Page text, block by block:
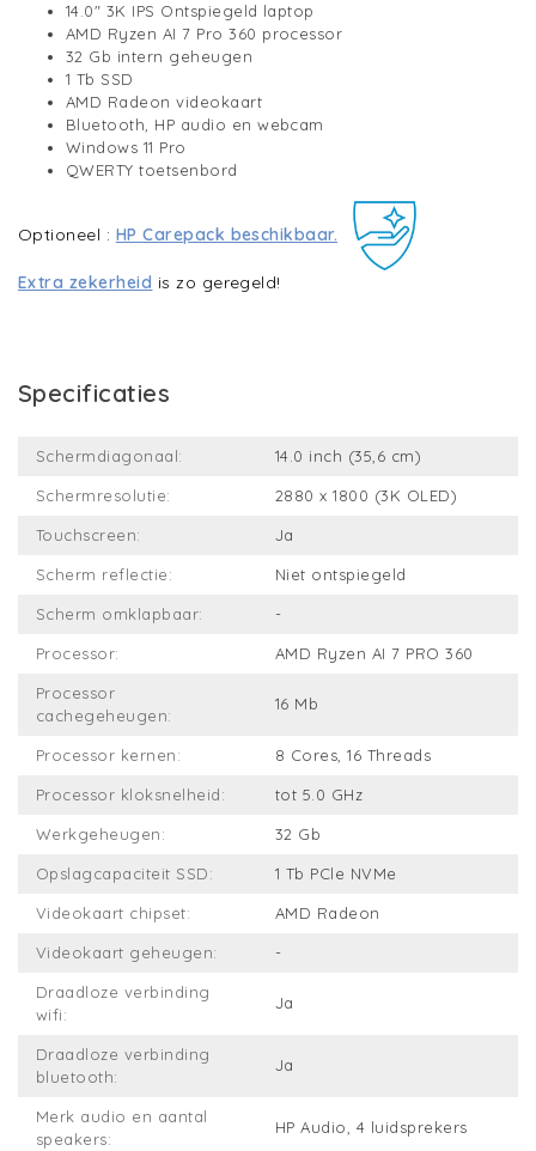
14.0" 3K IPS Ontspiegeld laptop
AMD Ryzen AI 7 Pro 360 processor
32 Gb intern geheugen
1 Tb SSD
AMD Radeon videokaart
Bluetooth, HP audio en webcam
Windows 11 Pro
QWERTY toetsenbord
Optioneel : HP Carepack beschikbaar.
Extra zekerheid is zo geregeld!
Specificaties
Schermdiagonaal: 14.0 inch (35,6 cm)
Schermresolutie: 2880 x 1800 (3K OLED)
Touchscreen: Ja
Scherm reflectie: Niet ontspiegeld
Scherm omklapbaar: -
Processor: AMD Ryzen AI 7 PRO 360
Processor
cachegeheugen:
16 Mb
Processor kernen: 8 Cores, 16 Threads
Processor kloksnelheid: tot 5.0 GHz
Werkgeheugen: 32 Gb
Opslagcapaciteit SSD: 1 Tb PCle NVMe
Videokaart chipset: AMD Radeon
Videokaart geheugen: -
Draadloze verbinding
wifi:
Ja
Draadloze verbinding
bluetooth:
Ja
Merk audio en aantal
speakers:
HP Audio, 4 luidsprekers